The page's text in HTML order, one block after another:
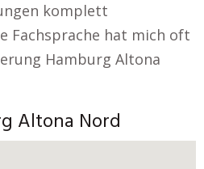
komplett
Fachsprache hat mich oft
Hamburg Altona
Altona Nord